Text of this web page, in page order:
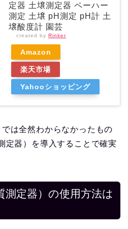
定器 土壌測定器 ペーハー
測定 土壌 pH測定 pH計 土
壌酸度計 園芸
created by Rinker
Amazon
楽天市場
Yahooショッピング
は全然わからなかったもの
定器）を導入することで確実
測定器）の使用方法は